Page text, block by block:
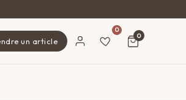
un article
0
0